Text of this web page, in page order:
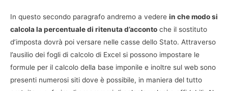
In questo secondo paragrafo andremo a vedere in che modo si
calcola la percentuale di ritenuta d’acconto che il sostituto
d’imposta dovrà poi versare nelle casse dello Stato. Attraverso
l’ausilio dei fogli di calcolo di Excel si possono impostare le
formule per il calcolo della base imponile e inoltre sul web sono
presenti numerosi siti dove è possibile, in maniera del tutto